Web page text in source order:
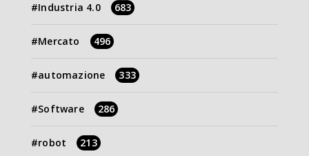
Industria 4.0 683
Mercato 496
automazione 333
Software 286
robot 213